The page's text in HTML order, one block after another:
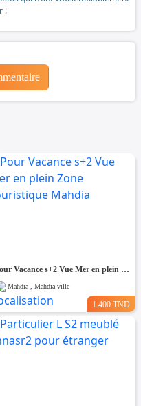
!
Pour Vacance s+2 Vue Mer en plein Zone Touristique Mahdia
Mahdia , Mahdia ville
1.400 TND